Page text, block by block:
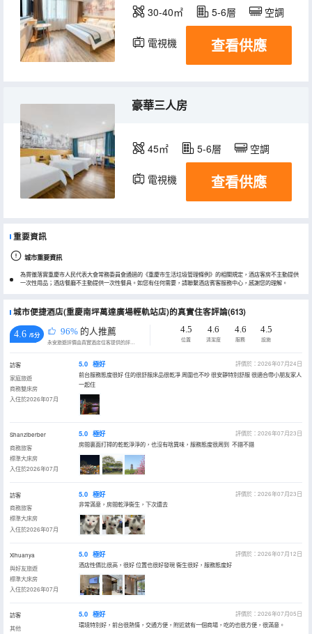
30-40㎡ 5-6層 空調
電視機 查看供應
豪華三人房
45㎡ 5-6層 空調
電視機 查看供應
重要資訊
城市重要資訊
為貫徹落實重慶市人民代表大會常務委員會通過的《重慶市生活垃圾管理條例》的相關規定，酒店客房不主動提供
一次性用品；酒店餐廳不主動提供一次性餐具。如您有任何需要，請聯繫酒店賓客服務中心，感謝您的理解。
城市便捷酒店(重慶南坪萬達廣場輕軌站店)的真實住客評論(613)
4.6 /5分 96% 的人推薦
永安旅遊評價由真實酒店住客提供的評價。
4.5
位置
4.6
清潔度
4.6
服務
4.5
設施
訪客
家庭旅遊
商務雙床房
入住於2026年07月
5.0 極好
評價於：2026年07月24日
前台服務態度很好 住的很舒服床品很乾凈 周圍也不吵 很安靜特別舒服 很適合帶小朋友家人
一起住
Shanziberber
商務旅客
標準大床房
入住於2026年07月
5.0 極好
評價於：2026年07月23日
房間裏面打掃的乾乾淨淨的，也沒有啥異味，服務態度很周到 不錯不錯
訪客
商務旅客
標準大床房
入住於2026年07月
5.0 極好
評價於：2026年07月23日
非常滿意，房間乾淨衞生，下次還去
Xihuanya
與好友旅遊
標準大床房
入住於2026年07月
5.0 極好
評價於：2026年07月12日
酒店性價比很高，很好 位置也很好發現 衞生很好，服務態度好
訪客
其他
5.0 極好
評價於：2026年07月05日
環境特別好，前台很熱情，交通方便，附近就有一個商場，吃的也很方便，很滿意。